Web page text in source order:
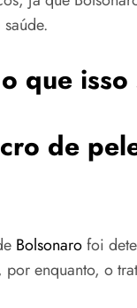
que
de
Bolsonarofoi
enquanto, o